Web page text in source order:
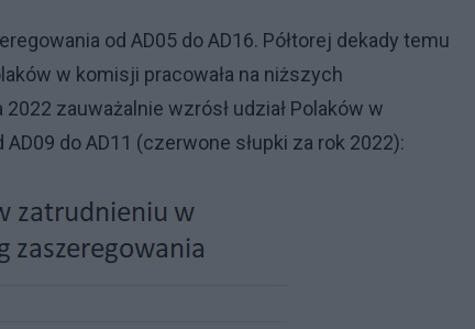
od AD05 do AD16. Półtorej dekady temu
w komisji pracowała na niższych
zauważalnie wzrósł udział Polaków w
do AD11 (czerwone słupki za rok 2022):